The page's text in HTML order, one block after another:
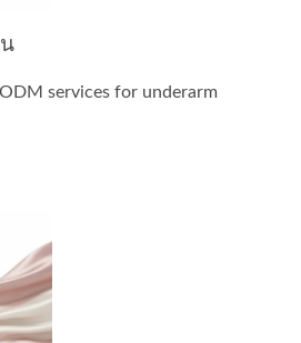
services for underarm